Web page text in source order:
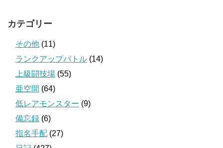
カテゴリー
その他 (11)
ランクアップバトル (14)
上級闘技場 (55)
亜空間 (64)
低レアモンスター (9)
備忘録 (6)
指名手配 (27)